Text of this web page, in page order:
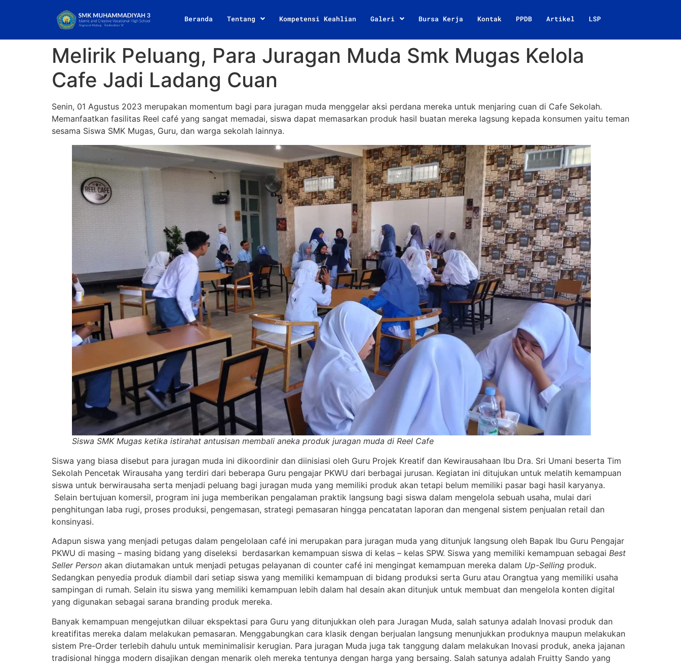
Beranda Tentang Kompetensi Keahlian Galeri Bursa Kerja Kontak PPDB Artikel LSP
Melirik Peluang, Para Juragan Muda Smk Mugas Kelola
Cafe Jadi Ladang Cuan
Senin, 01 Agustus 2023 merupakan momentum bagi para juragan muda menggelar aksi perdana mereka untuk menjaring cuan di Cafe Sekolah.
Memanfaatkan fasilitas Reel café yang sangat memadai, siswa dapat memasarkan produk hasil buatan mereka lagsung kepada konsumen yaitu teman
sesama Siswa SMK Mugas, Guru, dan warga sekolah lainnya.
Siswa SMK Mugas ketika istirahat antusisan membali aneka produk juragan muda di Reel Cafe
Siswa yang biasa disebut para juragan muda ini dikoordinir dan diinisiasi oleh Guru Projek Kreatif dan Kewirausahaan Ibu Dra. Sri Umani beserta Tim
Sekolah Pencetak Wirausaha yang terdiri dari beberapa Guru pengajar PKWU dari berbagai jurusan. Kegiatan ini ditujukan untuk melatih kemampuan
siswa untuk berwirausaha serta menjadi peluang bagi juragan muda yang memiliki produk akan tetapi belum memiliki pasar bagi hasil karyanya.
Selain bertujuan komersil, program ini juga memberikan pengalaman praktik langsung bagi siswa dalam mengelola sebuah usaha, mulai dari
penghitungan laba rugi, proses produksi, pengemasan, strategi pemasaran hingga pencatatan laporan dan mengenal sistem penjualan retail dan
konsinyasi.
Adapun siswa yang menjadi petugas dalam pengelolaan café ini merupakan para juragan muda yang ditunjuk langsung oleh Bapak Ibu Guru Pengajar
PKWU di masing – masing bidang yang diseleksi berdasarkan kemampuan siswa di kelas – kelas SPW. Siswa yang memiliki kemampuan sebagai Best
Seller Person akan diutamakan untuk menjadi petugas pelayanan di counter café ini mengingat kemampuan mereka dalam Up-Selling produk.
Sedangkan penyedia produk diambil dari setiap siswa yang memiliki kemampuan di bidang produksi serta Guru atau Orangtua yang memiliki usaha
sampingan di rumah. Selain itu siswa yang memiliki kemampuan lebih dalam hal desain akan ditunjuk untuk membuat dan mengelola konten digital
yang digunakan sebagai sarana branding produk mereka.
Banyak kemampuan mengejutkan diluar ekspektasi para Guru yang ditunjukkan oleh para Juragan Muda, salah satunya adalah Inovasi produk dan
kreatifitas mereka dalam melakukan pemasaran. Menggabungkan cara klasik dengan berjualan langsung menunjukkan produknya maupun melakukan
sistem Pre-Order terlebih dahulu untuk meminimalisir kerugian. Para juragan Muda juga tak tanggung dalam melakukan Inovasi produk, aneka jajanan
tradisional hingga modern disajikan dengan menarik oleh mereka tentunya dengan harga yang bersaing. Salah satunya adalah Fruitty Sando yang